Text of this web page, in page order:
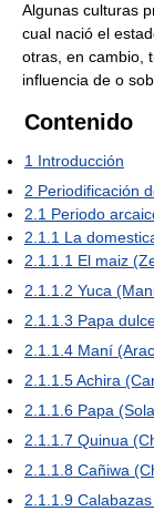
Algunas culturas
cual nació el
otras, en cambio,
influencia de o
Contenido
1 Introducción
2 Periodificación
2.1 Periodo
2.1.1 La
2.1.1.1 El maiz
2.1.1.2 Yuca
2.1.1.3 Papa
2.1.1.4 Maní
2.1.1.5Achira
2.1.1.6 Papa
2.1.1.7 Quinua
2.1.1.8 Cañiwa
2.1.1.9